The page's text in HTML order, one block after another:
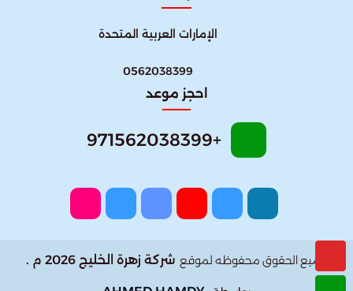
الإمارات العربية المتحدة
0562038399
احجز موعد
+971562038399
جميع الحقوق محفوظه لموقع شركة زهرة الخليج 2026 م .